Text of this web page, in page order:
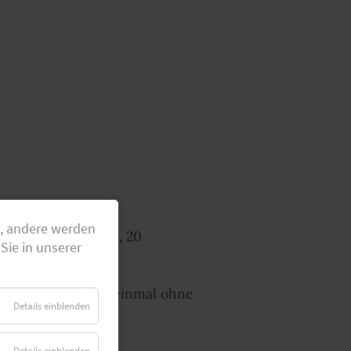
(20 mit Koffein, 20
einmal mit und einmal ohne
andere werden
in unserer
Details einblenden